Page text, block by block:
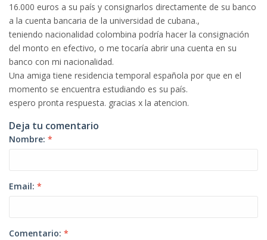
16.000 euros a su país y consignarlos directamente de su banco
a la cuenta bancaria de la universidad de cubana.,
teniendo nacionalidad colombina podría hacer la consignación
del monto en efectivo, o me tocaría abrir una cuenta en su
banco con mi nacionalidad.
Una amiga tiene residencia temporal española por que en el
momento se encuentra estudiando es su país.
espero pronta respuesta. gracias x la atencion.
Deja tu comentario
Nombre: *
Email: *
Comentario: *